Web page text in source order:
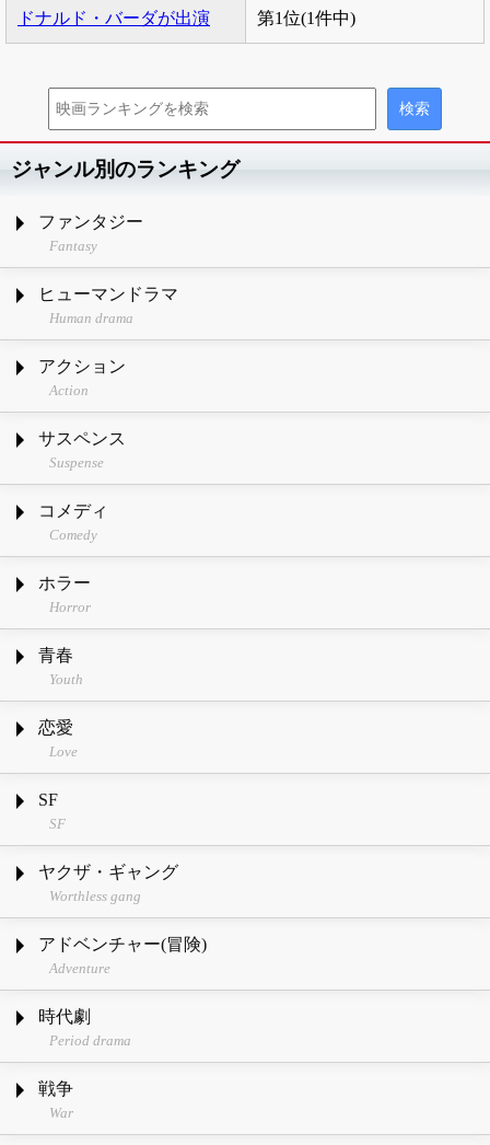
ドナルド・バーダが出演 第1位(1件中)
ジャンル別のランキング
ファンタジー
Fantasy
ヒューマンドラマ
Human drama
アクション
Action
サスペンス
Suspense
コメディ
Comedy
ホラー
Horror
青春
Youth
恋愛
Love
SF
SF
ヤクザ・ギャング
Worthless gang
アドベンチャー(冒険)
Adventure
時代劇
Period drama
戦争
War